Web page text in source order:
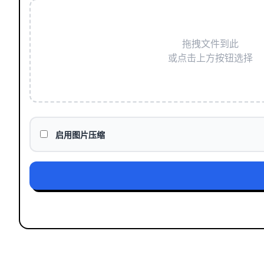
拖拽文件到此
或点击上方按钮选择
启用图片压缩